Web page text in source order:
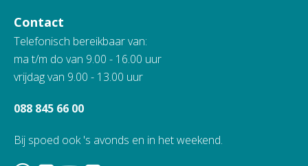
Contact
Telefonisch bereikbaar van:
ma t/m do van 9.00 - 16.00 uur
vrijdag van 9.00 - 13.00 uur
088 845 66 00
Bij spoed ook 's avonds en in het weekend.